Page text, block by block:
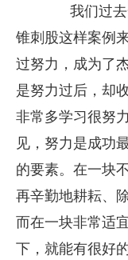
我们过去
锥刺股这样案例
过努力，成为了
是努力过后，却
非常多学习很努
见，努力是成功
的要素。在一块
再辛勤地耕耘、
而在一块非常适
下，就能有很好